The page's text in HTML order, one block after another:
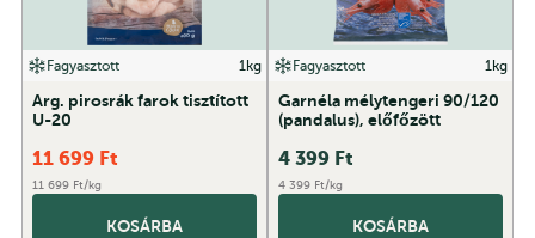
Fagyasztott 1kg
Arg. pirosrák farok tisztított
U-20
11 699 Ft
11 699 Ft/kg
KOSÁRBA
Fagyasztott 1kg
Garnéla mélytengeri 90/120
(pandalus), előfőzött
4 399 Ft
4 399 Ft/kg
KOSÁRBA